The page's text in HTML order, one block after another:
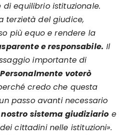
equilibrio istituzionale.
terzietà del giudice,
più equo e rendere la
e responsabile. Il
importante di
Personalmente voterò
credo che questa
passo avanti necessario
sistema giudiziario e
cittadini nelle istituzioni».